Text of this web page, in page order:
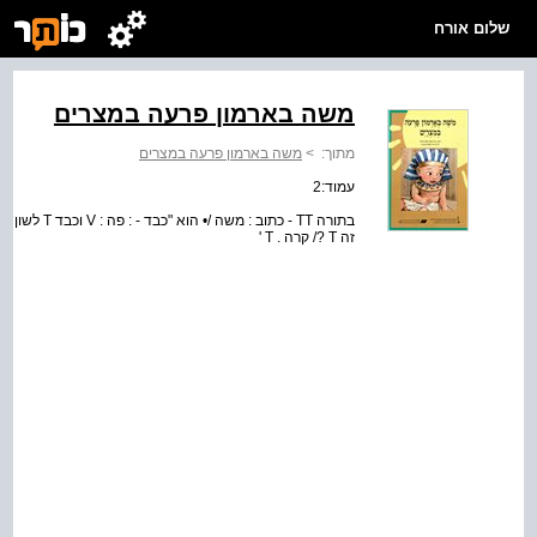
שלום אורח
משה בארמון פרעה במצרים
מתוך: > משה בארמון פרעה במצרים
עמוד:2
זה T ?/ קרה . T '